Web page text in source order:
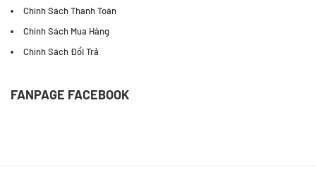
Chính Sách Thanh Toán
Chính Sách Mua Hàng
Chính Sách Đổi Trả
FANPAGE FACEBOOK